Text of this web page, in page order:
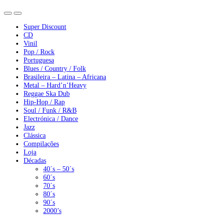
Super Discount
CD
Vinil
Pop / Rock
Portuguesa
Blues / Country / Folk
Brasileira – Latina – Africana
Metal – Hard’n’Heavy
Reggae Ska Dub
Hip-Hop / Rap
Soul / Funk / R&B
Electrónica / Dance
Jazz
Clássica
Compilações
Loja
Décadas
40´s – 50´s
60´s
70´s
80´s
90´s
2000’s